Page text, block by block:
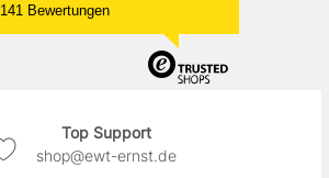
141 Bewertungen
Top Support
shop@ewt-ernst.de